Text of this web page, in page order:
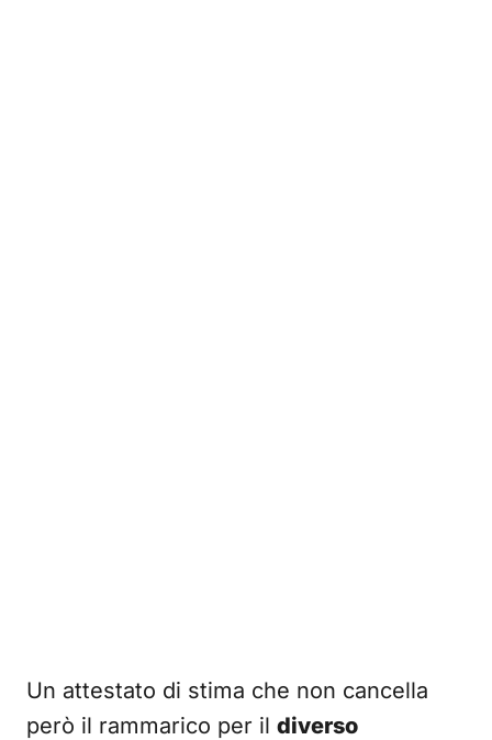
Un attestato di stima che non cancella
però il rammarico per il diverso